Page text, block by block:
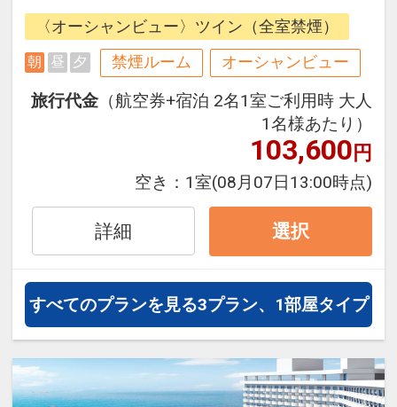
くつろぎのひと時をお届けする、広
さ38～39㎡のスタイリッシュな客
室。海を望むバルコニー、ハリウッ
ドツインベッド、広々としたワーク
エリアを備えています。
ハイアットリージェンシー瀬良垣ア
イランド沖縄は、沖縄本島屈指のビ
ーチリゾートである恩納村の美しい
海に囲まれた瀬良垣島と、沖縄本島
トを構成する、ユニークなロケーシ
ョンを特徴としたリゾートホテルで
す。ユニークな環境と自然の魅力だ
けでなく、楽しみと驚きの溢れるダ
イニング、新しいチャレンジや学び
〈オーシャンビュー〉ツイン（全室禁煙）
朝 昼 夕 禁煙ルーム オーシャンビュー
旅行代金 （航空券+宿泊 2名1室ご利用時 大人
1名様あたり）
103,600円
空き： 1室(08月07日13:00時点)
詳細 選択
すべてのプランを見る3プラン、1部屋タイプ